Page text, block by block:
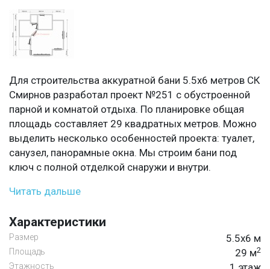
Для строительства аккуратной бани 5.5х6 метров СК
Смирнов разработал проект №251 с обустроенной
парной и комнатой отдыха. По планировке общая
площадь составляет 29 квадратных метров. Можно
выделить несколько особенностей проекта: туалет,
санузел, панорамные окна. Мы строим бани под
ключ с полной отделкой снаружи и внутри.
Читать дальше
Характеристики
Размер 5.5х6 м
Площадь 29 м2
Этажность